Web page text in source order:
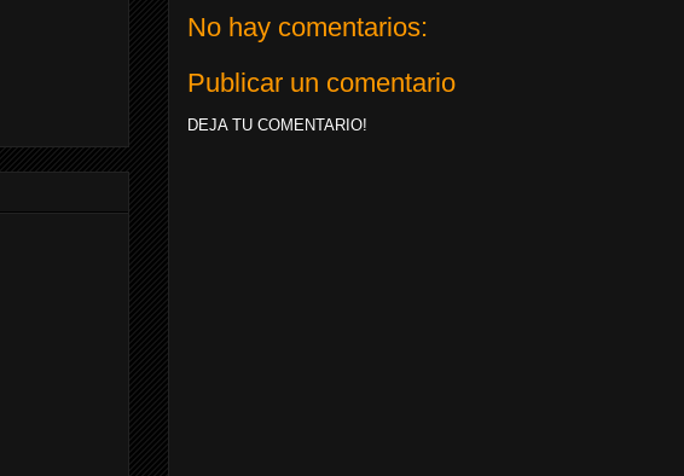
No hay comentarios:
Publicar un comentario
DEJA TU COMENTARIO!